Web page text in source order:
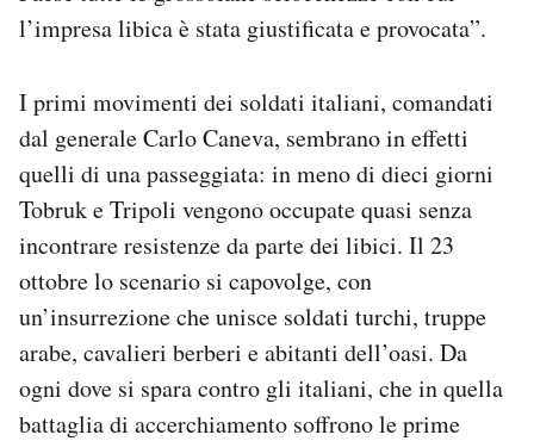
l’impresa libica è stata giustificata e provocata”.
I primi movimenti dei soldati italiani, comandati
dal generale Carlo Caneva, sembrano in effetti
quelli di una passeggiata: in meno di dieci giorni
Tobruk e Tripoli vengono occupate quasi senza
incontrare resistenze da parte dei libici. Il 23
ottobre lo scenario si capovolge, con
un’insurrezione che unisce soldati turchi, truppe
arabe, cavalieri berberi e abitanti dell’oasi. Da
ogni dove si spara contro gli italiani, che in quella
battaglia di accerchiamento soffrono le prime